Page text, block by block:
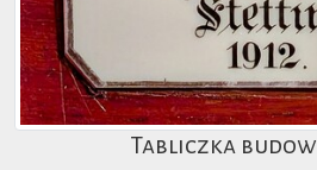
Tabliczka